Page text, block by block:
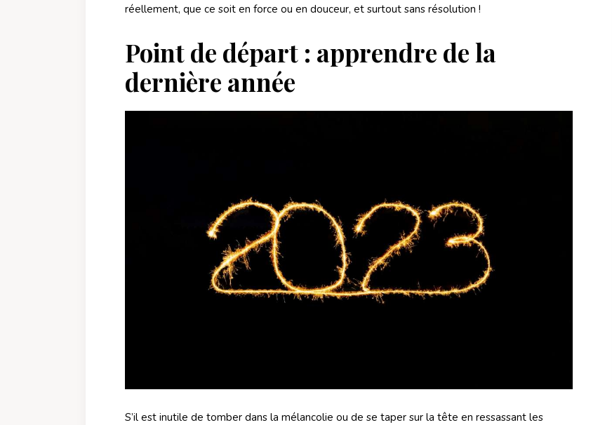
réellement, que ce soit en force ou en douceur, et surtout sans résolution !
Point de départ : apprendre de la
dernière année
S’il est inutile de tomber dans la mélancolie ou de se taper sur la tête en ressassant les